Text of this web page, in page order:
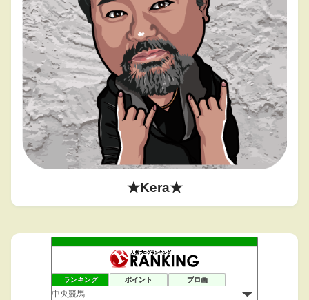
★Kera★
ランキング ポイント ブロ画
勝負は時の運
馬券の遺伝子〈シン・バケンゲノム〉
184位 ケイバボックス
185位